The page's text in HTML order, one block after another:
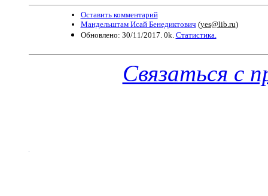
Оставить комментарий
Мандельштам Исай Бенедиктович (yes@lib.ru)
Обновлено: 30/11/2017. 0k. Статистика.
Связаться с